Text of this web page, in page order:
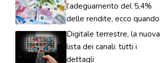
l’adeguamento del 5,4%
delle rendite, ecco quando
Digitale terrestre, la nuova
lista dei canali: tutti i
dettagli